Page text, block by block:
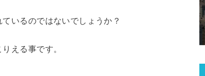
いるのではないでしょうか？
える事です。